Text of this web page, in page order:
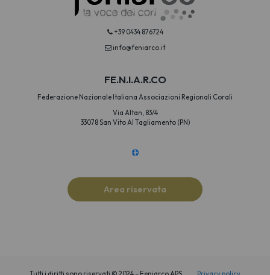
+39 0434 876724
info@feniarco.it
FE.N.I.A.R.CO
Federazione Nazionale Italiana Associazioni Regionali Corali
Via Altan, 83/4
33078 San Vito Al Tagliamento (PN)
Area riservata